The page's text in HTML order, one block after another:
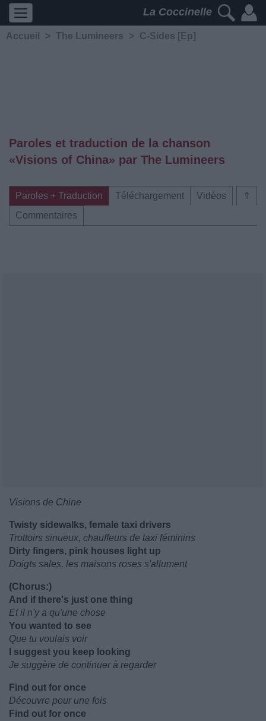
La Coccinelle
Accueil > The Lumineers > C-Sides [Ep]
Paroles et traduction de la chanson
«Visions of China» par The Lumineers
⇑
Paroles + Traduction Téléchargement
Vidéos
Commentaires
Visions de Chine
Twisty sidewalks, female taxi drivers
Trottoirs sinueux, chauffeurs de taxi féminins
Dirty fingers, pink houses light up
Doigts sales, les maisons roses s'allument
(Chorus:)
And if there's just one thing
Et il n'y a qu'une chose
You wanted to see
Que tu voulais voir
I suggest you keep looking
Je suggère de continuer à regarder
Find out for once
Découvre pour une fois
Find out for once